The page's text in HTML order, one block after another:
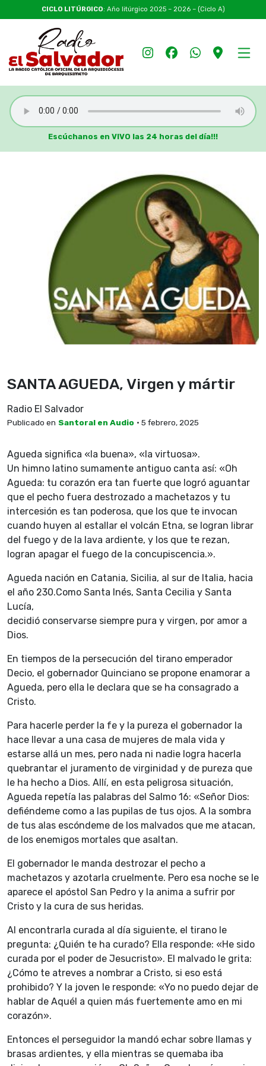
CICLO LITÚRGICO: Año litúrgico 2025 – 2026 – (Ciclo A)
Escúchanos en VIVO las 24 horas del día!!!
SANTA AGUEDA, Virgen y mártir
Radio El Salvador
Publicado en Santoral en Audio • 5 febrero, 2025
Agueda significa «la buena», «la virtuosa».
Un himno latino sumamente antiguo canta así: «Oh
Agueda: tu corazón era tan fuerte que logró aguantar
que el pecho fuera destrozado a machetazos y tu
intercesión es tan poderosa, que los que te invocan
cuando huyen al estallar el volcán Etna, se logran librar
del fuego y de la lava ardiente, y los que te rezan,
logran apagar el fuego de la concupiscencia.».
Agueda nación en Catania, Sicilia, al sur de Italia, hacia
el año 230.Como Santa Inés, Santa Cecilia y Santa
Lucía,
decidió conservarse siempre pura y virgen, por amor a
Dios.
En tiempos de la persecución del tirano emperador
Decio, el gobernador Quinciano se propone enamorar a
Agueda, pero ella le declara que se ha consagrado a
Cristo.
Para hacerle perder la fe y la pureza el gobernador la
hace llevar a una casa de mujeres de mala vida y
estarse allá un mes, pero nada ni nadie logra hacerla
quebrantar el juramento de virginidad y de pureza que
le ha hecho a Dios. Allí, en esta peligrosa situación,
Agueda repetía las palabras del Salmo 16: «Señor Dios:
defiéndeme como a las pupilas de tus ojos. A la sombra
de tus alas escóndeme de los malvados que me atacan,
de los enemigos mortales que asaltan.
El gobernador le manda destrozar el pecho a
machetazos y azotarla cruelmente. Pero esa noche se le
aparece el apóstol San Pedro y la anima a sufrir por
Cristo y la cura de sus heridas.
Al encontrarla curada al día siguiente, el tirano le
pregunta: ¿Quién te ha curado? Ella responde: «He sido
curada por el poder de Jesucristo». El malvado le grita:
¿Cómo te atreves a nombrar a Cristo, si eso está
prohibido? Y la joven le responde: «Yo no puedo dejar de
hablar de Aquél a quien más fuertemente amo en mi
corazón».
Entonces el perseguidor la mandó echar sobre llamas y
brasas ardientes, y ella mientras se quemaba iba